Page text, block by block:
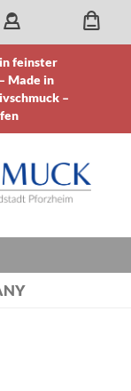
feinster
Made in
–